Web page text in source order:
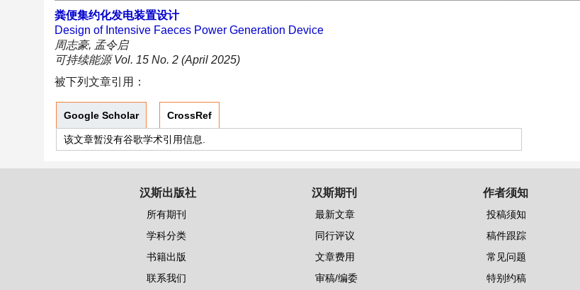
粪便集约化发电装置设计
Design of Intensive Faeces Power Generation Device
周志豪, 孟令启
可持续能源 Vol. 15 No. 2 (April 2025)
被下列文章引用：
Google Scholar CrossRef
该文章暂没有谷歌学术引用信息.
汉斯出版社
所有期刊
学科分类
书籍出版
联系我们
汉斯期刊
最新文章
同行评议
文章费用
审稿/编委
作者须知
投稿须知
稿件跟踪
常见问题
特别约稿